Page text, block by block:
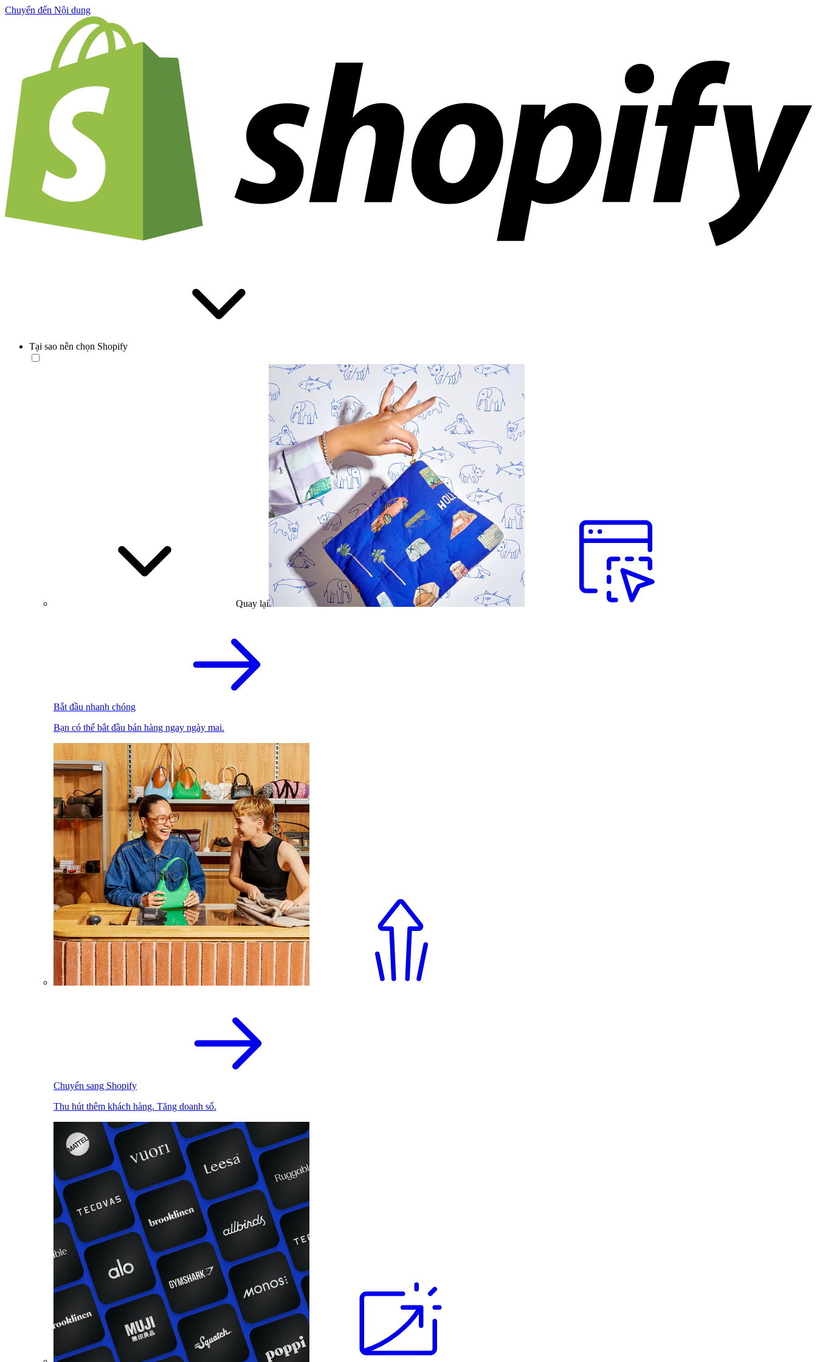
Chuyển đến Nội dung
Tại sao nên chọn Shopify
Quay lại
Bắt đầu nhanh chóng
Bạn có thể bắt đầu bán hàng ngay ngày mai.
Chuyển sang Shopify
Thu hút thêm khách hàng. Tăng doanh số.